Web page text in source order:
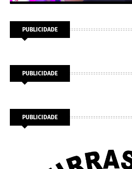
PUBLICIDADE
PUBLICIDADE
PUBLICIDADE